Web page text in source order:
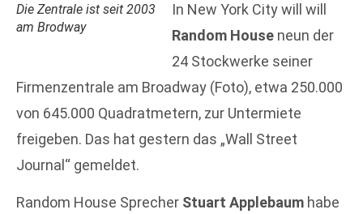
Die Zentrale ist seit 2003
am Brodway
In New York City will will
Random House neun der
24 Stockwerke seiner
Firmenzentrale am Broadway (Foto), etwa 250.000
von 645.000 Quadratmetern, zur Untermiete
freigeben. Das hat gestern das „Wall Street
Journal“ gemeldet.
Random House Sprecher Stuart Applebaum habe